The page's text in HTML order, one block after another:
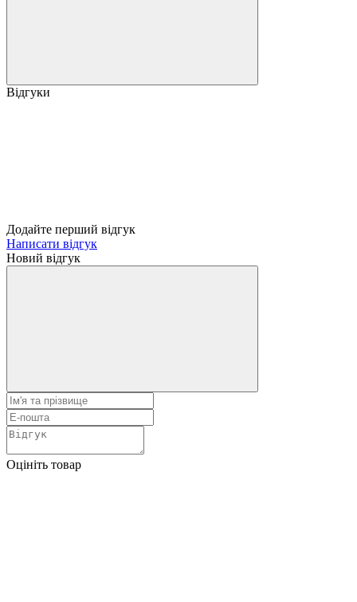
Відгуки
Додайте перший відгук
Написати відгук
Новий відгук
Оцініть товар